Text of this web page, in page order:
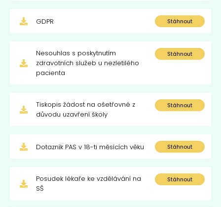
GDPR Stáhnout
Nesouhlas s poskytnutím
zdravotních služeb u nezletilého
pacienta
Stáhnout
Tiskopis žádost na ošetřovné z
důvodu uzavření školy
Stáhnout
Dotazník PAS v 18-ti měsících věku Stáhnout
Posudek lékaře ke vzdělávání na
SŠ
Stáhnout